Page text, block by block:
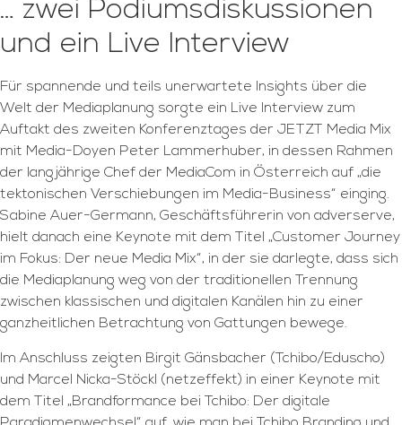
… zwei Podiumsdiskussionen
und ein Live Interview
Für spannende und teils unerwartete Insights über die
Welt der Mediaplanung sorgte ein Live Interview zum
Auftakt des zweiten Konferenztages der JETZT Media Mix
mit Media-Doyen Peter Lammerhuber, in dessen Rahmen
der langjährige Chef der MediaCom in Österreich auf „die
tektonischen Verschiebungen im Media-Business“ einging.
Sabine Auer-Germann, Geschäftsführerin von adverserve,
hielt danach eine Keynote mit dem Titel „Customer Journey
im Fokus: Der neue Media Mix“, in der sie darlegte, dass sich
die Mediaplanung weg von der traditionellen Trennung
zwischen klassischen und digitalen Kanälen hin zu einer
ganzheitlichen Betrachtung von Gattungen bewege.
Im Anschluss zeigten Birgit Gänsbacher (Tchibo/Eduscho)
und Marcel Nicka-Stöckl (netzeffekt) in einer Keynote mit
dem Titel „Brandformance bei Tchibo: Der digitale